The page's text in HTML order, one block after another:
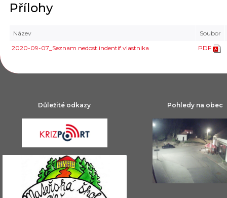
Přílohy
Název
Soubor
2020-09-07_Seznam nedost.indentif.vlastnika
PDF
Důležité odkazy Pohledy na obec